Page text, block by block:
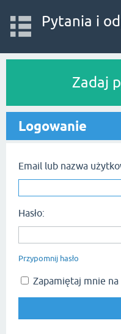
Pytania i
Zadaj
Logowanie
Email lub nazwa
Hasło:
Przypomnij hasło
Zapamiętaj mnie